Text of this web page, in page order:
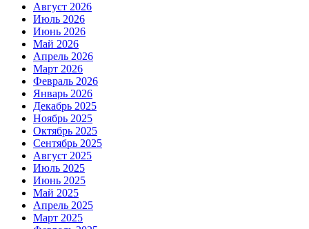
Август 2026
Июль 2026
Июнь 2026
Май 2026
Апрель 2026
Март 2026
Февраль 2026
Январь 2026
Декабрь 2025
Ноябрь 2025
Октябрь 2025
Сентябрь 2025
Август 2025
Июль 2025
Июнь 2025
Май 2025
Апрель 2025
Март 2025